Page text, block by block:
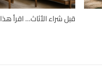
قبل شراء الأثاث… اقرأ هذا